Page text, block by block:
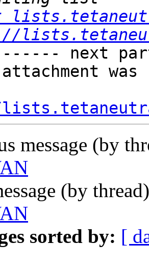
next
attachment
message (by
(by
sorted by: [